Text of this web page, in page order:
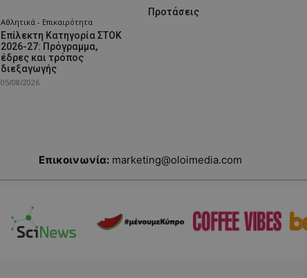
Αθλητικά - Επικαιρότητα
Επίλεκτη Κατηγορία ΣΤΟΚ
2026-27: Πρόγραμμα,
έδρες και τρόπος
διεξαγωγής
05/08/2026
Προτάσεις
Επικοινωνία: marketing@oloimedia.com